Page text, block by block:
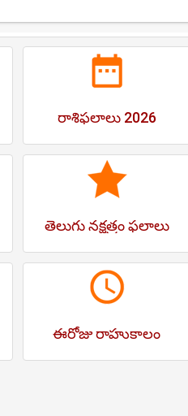
రాశిఫలాలు 2026
తెలుగు నక్షత్రం ఫలాలు
ఈరోజు రాహుకాలం